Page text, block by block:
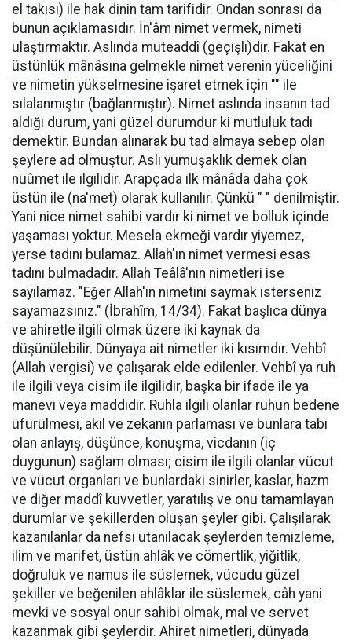
el takısı) ile hak dinin tam tarifidir. Ondan sonrası da
bunun açıklamasıdır. İn'âm nimet vermek, nimeti
ulaştırmaktır. Aslında müteaddî (geçişli)dir. Fakat en
üstünlük mânâsına gelmekle nimet verenin yüceliğini
ve nimetin yükselmesine işaret etmek için "" ile
sılalanmıştır (bağlanmıştır). Nimet aslında insanın tad
aldığı durum, yani güzel durumdur ki mutluluk tadı
demektir. Bundan alınarak bu tad almaya sebep olan
şeylere ad olmuştur. Aslı yumuşaklık demek olan
nüûmet ile ilgilidir. Arapçada ilk mânâda daha çok
üstün ile (na'met) olarak kullanılır. Çünkü " " denilmiştir.
Yani nice nimet sahibi vardır ki nimet ve bolluk içinde
yaşaması yoktur. Mesela ekmeği vardır yiyemez,
yerse tadını bulamaz. Allah'ın nimet vermesi esas
tadını bulmadadır. Allah Teâlâ'nın nimetleri ise
sayılamaz. "Eğer Allah'ın nimetini saymak isterseniz
sayamazsınız." (İbrahîm, 14/34). Fakat başlıca dünya
ve ahiretle ilgili olmak üzere iki kaynak da
düşünülebilir. Dünyaya ait nimetler iki kısımdır. Vehbî
(Allah vergisi) ve çalışarak elde edilenler. Vehbî ya ruh
ile ilgili veya cisim ile ilgilidir, başka bir ifade ile ya
manevi veya maddidir. Ruhla ilgili olanlar ruhun bedene
üfürülmesi, akıl ve zekanın parlaması ve bunlara tabi
olan anlayış, düşünce, konuşma, vicdanın (iç
duygunun) sağlam olması; cisim ile ilgili olanlar vücut
ve vücut organları ve bunlardaki sinirler, kaslar, hazm
ve diğer maddî kuvvetler, yaratılış ve onu tamamlayan
durumlar ve şekillerden oluşan şeyler gibi. Çalışılarak
kazanılanlar da nefsi utanılacak şeylerden temizleme,
ilim ve marifet, üstün ahlâk ve cömertlik, yiğitlik,
doğruluk ve namus ile süslemek, vücudu güzel
şekiller ve beğenilen ahlâklar ile süslemek, câh yani
mevki ve sosyal onur sahibi olmak, mal ve servet
kazanmak gibi şeylerdir. Ahiret nimetleri, dünyada